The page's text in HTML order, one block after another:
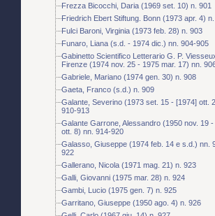
Frezza Bicocchi, Daria (1969 set. 10) n. 901
Friedrich Ebert Stiftung. Bonn (1973 apr. 4)
Fulci Baroni, Virginia (1973 feb. 28) n. 903
Funaro, Liana (s.d. - 1974 dic.) nn. 904-905
Gabinetto Scientifico Letterario G. P.
Firenze (1974 nov. 25 - 1975 mar. 17) nn.
Gabriele, Mariano (1974 gen. 30) n. 908
Gaeta, Franco (s.d.) n. 909
Galante, Severino (1973 set. 15 - [1974] ott.
910-913
Galante Garrone, Alessandro (1950 nov. 19 -
ott. 8) nn. 914-920
Galasso, Giuseppe (1974 feb. 14 e s.d.) nn.
922
Gallerano, Nicola (1971 mag. 21) n. 923
Galli, Giovanni (1975 mar. 28) n. 924
Gambi, Lucio (1975 gen. 7) n. 925
Garritano, Giuseppe (1950 ago. 4) n. 926